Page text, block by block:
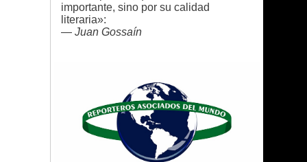
importante, sino por su calidad
literaria»:
— Juan Gossaín